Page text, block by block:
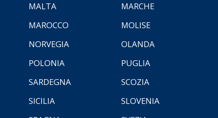
MALTA
MARCHE
MAROCCO
MOLISE
NORVEGIA
OLANDA
POLONIA
PUGLIA
SARDEGNA
SCOZIA
SICILIA
SLOVENIA